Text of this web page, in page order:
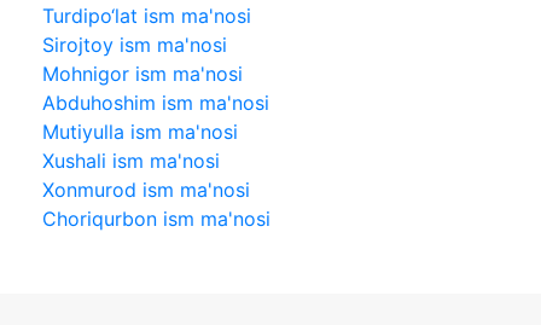
Turdipo‘lat ism ma'nosi
Sirojtoy ism ma'nosi
Mohnigor ism ma'nosi
Abduhoshim ism ma'nosi
Mutiyulla ism ma'nosi
Xushali ism ma'nosi
Xonmurod ism ma'nosi
Choriqurbon ism ma'nosi